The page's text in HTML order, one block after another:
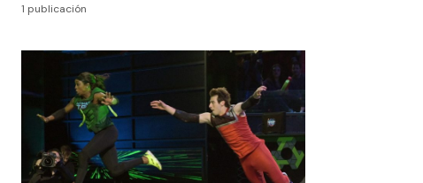
1 publicación